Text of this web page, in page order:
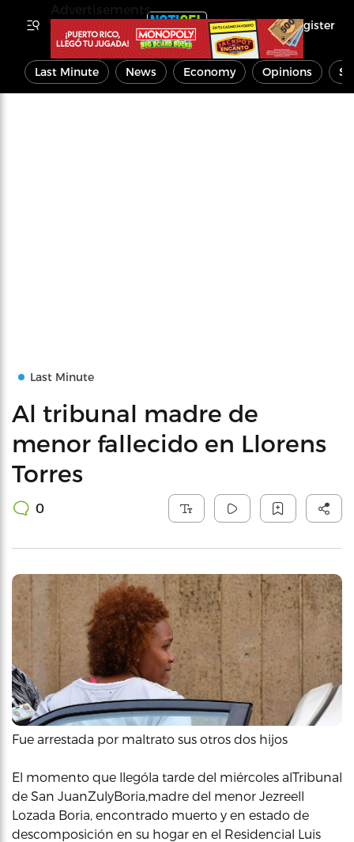
Register
Last Minute News Economy Opinions
Last Minute
Al tribunal madre de
menor fallecido en Llorens
Torres
0
Fue arrestada por maltrato sus otros dos hijos
El momento que llególa tarde del miércoles alTribunal
de San JuanZulyBoria,madre del menor Jezreell
Lozada Boria, encontrado muerto y en estado de
descomposición en su hogar en el Residencial Luis
Advertisements